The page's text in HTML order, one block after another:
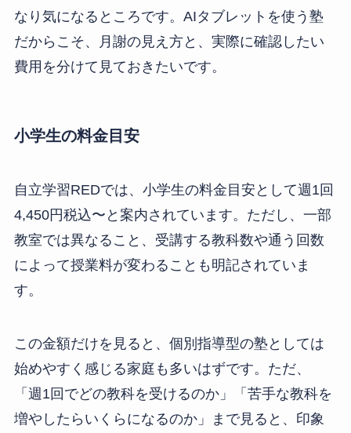
なり気になるところです。AIタブレットを使う塾
だからこそ、月謝の見え方と、実際に確認したい
費用を分けて見ておきたいです。
小学生の料金目安
自立学習REDでは、小学生の料金目安として週1回
4,450円税込〜と案内されています。ただし、一部
教室では異なること、受講する教科数や通う回数
によって授業料が変わることも明記されていま
す。
この金額だけを見ると、個別指導型の塾としては
始めやすく感じる家庭も多いはずです。ただ、
「週1回でどの教科を受けるのか」「苦手な教科を
増やしたらいくらになるのか」まで見ると、印象